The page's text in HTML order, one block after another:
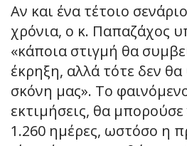
Αν και ένα τέτοιο
χρόνια, ο κ. Παπαζάχος
«κάποια στιγμή θα
έκρηξη, αλλά τότε δεν
σκόνη μας». Το
εκτιμήσεις, θα μπορούσε
1.260 ημέρες, ωστόσο η